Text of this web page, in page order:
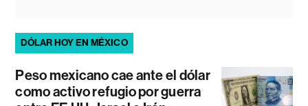
DÓLAR HOY EN MÉXICO
Peso mexicano cae ante el dólar
como activo refugio por guerra